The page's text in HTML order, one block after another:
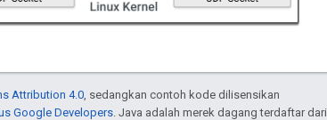
Attribution 4.0 , sedangkan contoh kode dilisensikan
Google Developers . Java adalah merek dagang terdaftar dari